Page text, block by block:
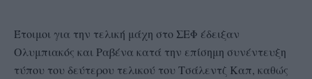
Έτοιμοι για την τελική μάχη στο ΣΕΦ έδειξαν
Ολυμπιακός και Ραβένα κατά την επίσημη συνέντευξη
τύπου του δεύτερου τελικού του Τσάλεντζ Καπ, καθώς